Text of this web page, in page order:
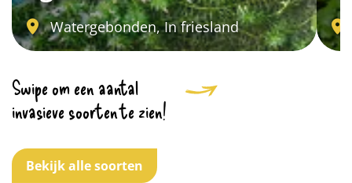
Blog_field_Filter
Watergebonden, In friesland
Swipe om een aantal
invasieve soorten te zien!
Bekijk alle soorten